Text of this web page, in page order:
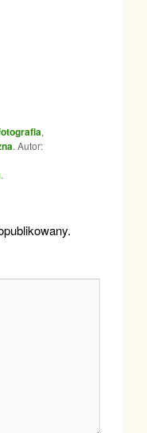
,
. Autor:
.